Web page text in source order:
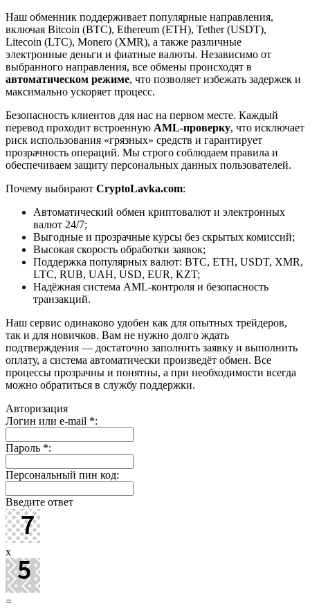
Наш обменник поддерживает популярные направления,
включая Bitcoin (BTC), Ethereum (ETH), Tether (USDT),
Litecoin (LTC), Monero (XMR), а также различные
электронные деньги и фиатные валюты. Независимо от
выбранного направления, все обмены происходят в
автоматическом режиме, что позволяет избежать задержек и
максимально ускоряет процесс.
Безопасность клиентов для нас на первом месте. Каждый
перевод проходит встроенную AML-проверку, что исключает
риск использования «грязных» средств и гарантирует
прозрачность операций. Мы строго соблюдаем правила и
обеспечиваем защиту персональных данных пользователей.
Почему выбирают CryptoLavka.com:
Автоматический обмен криптовалют и электронных
валют 24/7;
Выгодные и прозрачные курсы без скрытых комиссий;
Высокая скорость обработки заявок;
Поддержка популярных валют: BTC, ETH, USDT, XMR,
LTC, RUB, UAH, USD, EUR, KZT;
Надёжная система AML-контроля и безопасность
транзакций.
Наш сервис одинаково удобен как для опытных трейдеров,
так и для новичков. Вам не нужно долго ждать
подтверждения — достаточно заполнить заявку и выполнить
оплату, а система автоматически произведёт обмен. Все
процессы прозрачны и понятны, а при необходимости всегда
можно обратиться в службу поддержки.
Авторизация
Логин или e-mail *:
Пароль *:
Персональный пин код:
Введите ответ
x
=